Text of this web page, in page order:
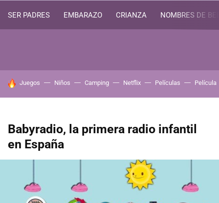
SER PADRES EMBARAZO CRIANZA NOMBRES DE
HOY SE HABLA DE
Juegos Niños Camping Netflix Películas Película
Babyradio, la primera radio infantil
en España